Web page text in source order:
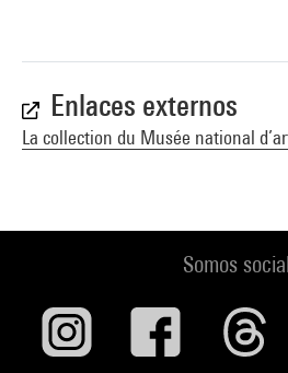
Enlaces externos
La collection du Musée national
Somos